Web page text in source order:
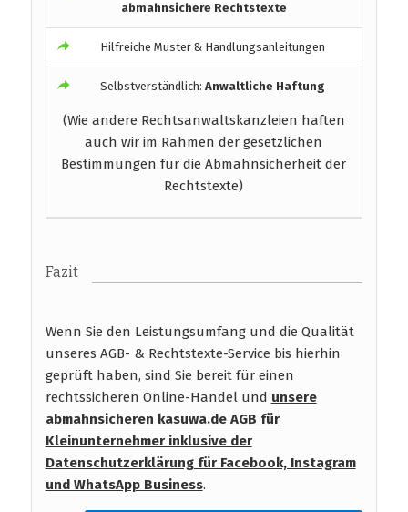
abmahnsichere Rechtstexte
Hilfreiche Muster & Handlungsanleitungen
Selbstverständlich:Anwaltliche Haftung
(Wie andere Rechtsanwaltskanzleien haften
auch wir im Rahmen der gesetzlichen
Bestimmungen für die Abmahnsicherheit der
Rechtstexte)
Fazit
Wenn Sie den Leistungsumfang und die Qualität
unseres AGB- & Rechtstexte-Service bis hierhin
geprüft haben, sind Sie bereit für einen
rechtssicheren Online-Handel und unsere
abmahnsicheren kasuwa.de AGB für
Kleinunternehmer inklusive der
Datenschutzerklärung für Facebook, Instagram
und WhatsApp Business.